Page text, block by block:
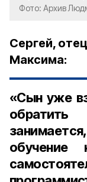
Фото: Архив
Сергей,
Максима:
«Сын уже
обучение